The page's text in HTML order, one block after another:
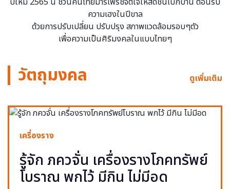
ความเฮงในปีขาล
ด้วยการปรับเปลี่ยน ปรับปรุง สภาพแวดล้อมรอบๆตัว
เพื่อความเป็นศิริมงคลในแบบไทยๆ
วัตถุมงคล ดูเพิ่มเติม
เครื่องราง
รู้จัก ภควจั่น เครื่องรางโภคทรัพย์
โบราณ พกไว้ มีกิน ไม่มีอด